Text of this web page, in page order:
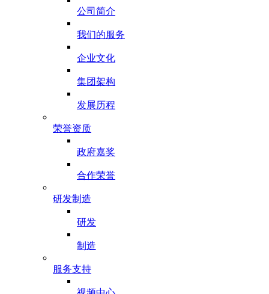
公司简介
我们的服务
企业文化
集团架构
发展历程
荣誉资质
政府嘉奖
合作荣誉
研发制造
研发
制造
服务支持